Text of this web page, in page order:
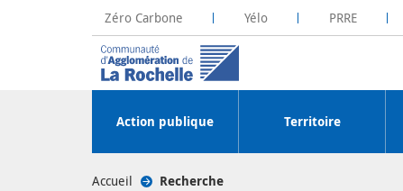
Zéro Carbone
La Rochelle Territoire Zéro Carbone
Yélo PRRE
Plateforme
Action publique Territoire
Accueil Recherche